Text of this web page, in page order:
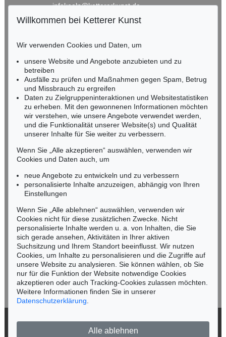
infokoeln@kettererkunst.de
HESSEN
Miriam Heß
Tel.: +49 (0)62 21 58 80-038
Fax: +49 (0)62 21 58 80-595
infoheidelberg@kettererkunst.de
NORDDEUTSCHLAND
Nico Kassel, M.A.
Mobil: +49 (0)171 8618661
n.kassel@kettererkunst.de
Keine Auktion mehr verpassen!
Wir informieren Sie rechtzeitig.
Jetzt zum Newsletter anmelden >
Willkommen bei Ketterer Kunst
Wir verwenden Cookies und Daten, um
unsere Website und Angebote anzubieten und zu
betreiben
Ausfälle zu prüfen und Maßnahmen gegen Spam, Betrug
und Missbrauch zu ergreifen
Daten zu Zielgruppeninteraktionen und Websitestatistiken
zu erheben. Mit den gewonnenen Informationen möchten
wir verstehen, wie unsere Angebote verwendet werden,
und die Funktionalität unserer Website(s) und Qualität
unserer Inhalte für Sie weiter zu verbessern.
Wenn Sie „Alle akzeptieren“ auswählen, verwenden wir
Cookies und Daten auch, um
neue Angebote zu entwickeln und zu verbessern
personalisierte Inhalte anzuzeigen, abhängig von Ihren
Einstellungen
Wenn Sie „Alle ablehnen“ auswählen, verwenden wir
Cookies nicht für diese zusätzlichen Zwecke. Nicht
personalisierte Inhalte werden u. a. von Inhalten, die Sie
sich gerade ansehen, Aktivitäten in Ihrer aktiven
Suchsitzung und Ihrem Standort beeinflusst. Wir nutzen
Cookies, um Inhalte zu personalisieren und die Zugriffe auf
unsere Website zu analysieren. Sie können wählen, ob Sie
nur für die Funktion der Website notwendige Cookies
akzeptieren oder auch Tracking-Cookies zulassen möchten.
Weitere Informationen finden Sie in unserer
Datenschutzerklärung
Alle ablehnen